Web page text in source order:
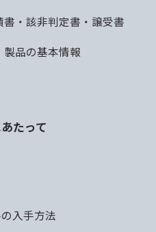
・該非判定書・譲受書
品の基本情報
たって
入手方法